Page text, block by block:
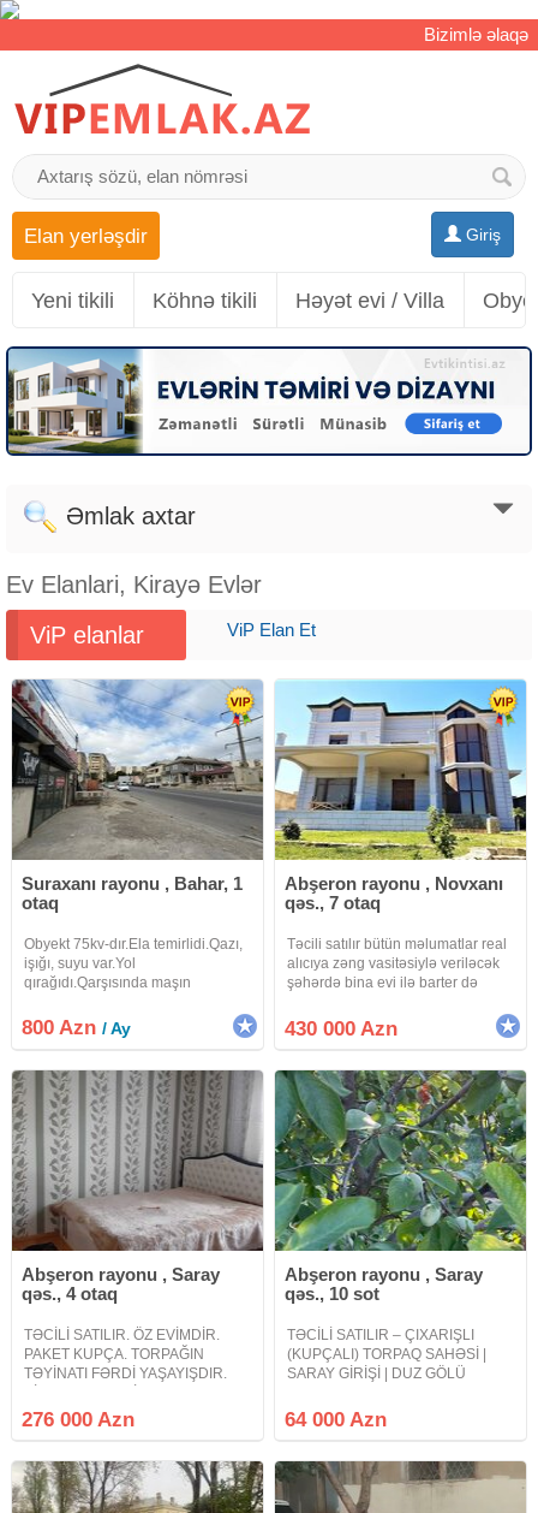
Bizimlə əlaqə
Giriş
Elan yerləşdir
Yeni tikili Köhnə tikili Həyət evi / Villa
Əmlak axtar
Ev Elanlari, Kirayə Evlər
ViP elanlar
ViP Elan Et
Suraxanı rayonu , Bahar, 1
otaq
Obyekt 75kv-dır.Ela temirlidi.Qazı,
işığı, suyu var.Yol
qırağıdı.Qarşısında maşın
800 Azn/ Ay
Abşeron rayonu , Novxanı
qəs., 7 otaq
Təcili satılır bütün məlumatlar real
alıcıya zəng vasitəsiylə veriləcək
şəhərdə bina evi ilə barter də
dəyərləndiriləcək Evdə 80 % təmir
işləri bitib
430 000 Azn
Abşeron rayonu , Saray
qəs., 4 otaq
TƏCİLİ SATILIR. ÖZ EVİMDİR.
PAKET KUPÇA. TORPAĞIN
TƏYİNATI FƏRDİ YAŞAYIŞDIR.
Dəyərindən aşağı qiymətə. 20
Yanvar metrosuna 15 dəqiqəlik
kürsülü tam təmirli 4 otaq ev
276 000 Azn
Abşeron rayonu , Saray
qəs., 10 sot
TƏCİLİ SATILIR – ÇIXARIŞLI
(KUPÇALI) TORPAQ SAHƏSİ |
SARAY GİRİŞİ | DUZ GÖLÜ
Novxanının sonu – Saray
qəsəbəsinin girişi, Link Oil
yaxınlığında yerləşən 10–12 sot
64 000 Azn